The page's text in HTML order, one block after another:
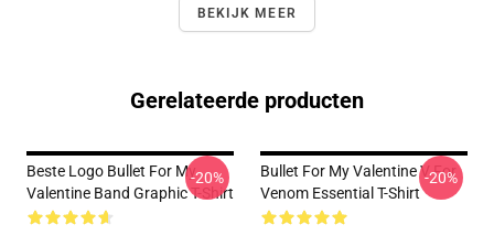
BEKIJK MEER
Gerelateerde producten
Beste Logo Bullet For My
Valentine Band Graphic T-Shirt
-20%
Bullet For My Valentine V For
Venom Essential T-Shirt
-20%